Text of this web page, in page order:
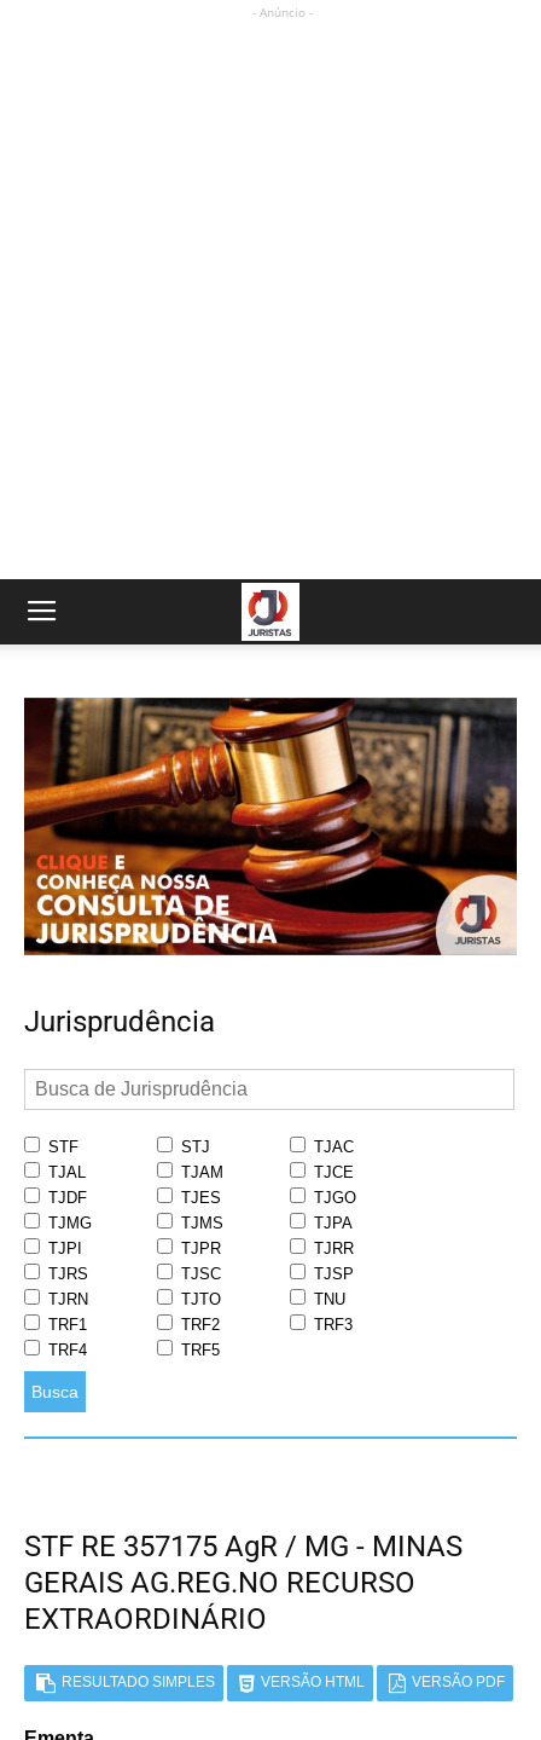
- Anúncio -
Jurisprudência
STF STJ
TJAC
TJAL
TJAM
TJCE
TJDF
TJES
TJGO
TJMG
TJMS
TJPA
TJPI
TJPR
TJRR
TJRS
TJSC
TJSP
TJRN
TJTO
TNU
TRF1
TRF2
TRF3
TRF4
TRF5
Busca
STF RE 357175 AgR / MG - MINAS
GERAIS AG.REG.NO RECURSO
EXTRAORDINÁRIO
RESULTADO SIMPLES VERSÃO HTML VERSÃO PDF